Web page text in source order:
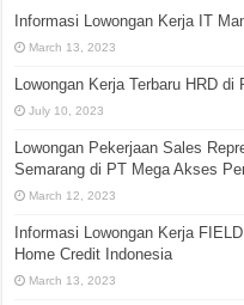
Informasi Lowongan Kerja IT
March 13, 2023
Lowongan Kerja Terbaru HRD
July 10, 2023
Lowongan Pekerjaan Sales
Semarang di PT Mega Akses
March 12, 2023
Informasi Lowongan Kerja
Home Credit Indonesia
March 13, 2023